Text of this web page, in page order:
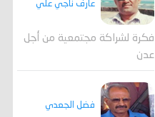
عارف ناجي علي
فكرة لشراكة مجتمعية من أجل
عدن
فضل الجعدي